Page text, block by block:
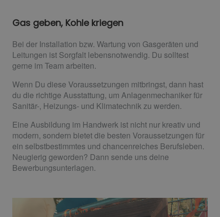
Gas geben, Kohle kriegen
Bei der Installation bzw. Wartung von Gasgeräten und
Leitungen ist Sorgfalt lebensnotwendig. Du solltest
gerne im Team arbeiten.
Wenn Du diese Voraussetzungen mitbringst, dann hast
du die richtige Ausstattung, um Anlagenmechaniker für
Sanitär-, Heizungs- und Klimatechnik zu werden.
Eine Ausbildung im Handwerk ist nicht nur kreativ und
modern, sondern bietet die besten Voraussetzungen für
ein selbstbestimmtes und chancenreiches Berufsleben.
Neugierig geworden? Dann sende uns deine
Bewerbungsunterlagen.